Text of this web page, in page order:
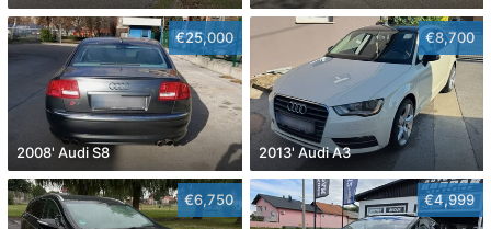
€25,000
2008' Audi S8
€8,700
2013' Audi A3
€6,750 €4,999